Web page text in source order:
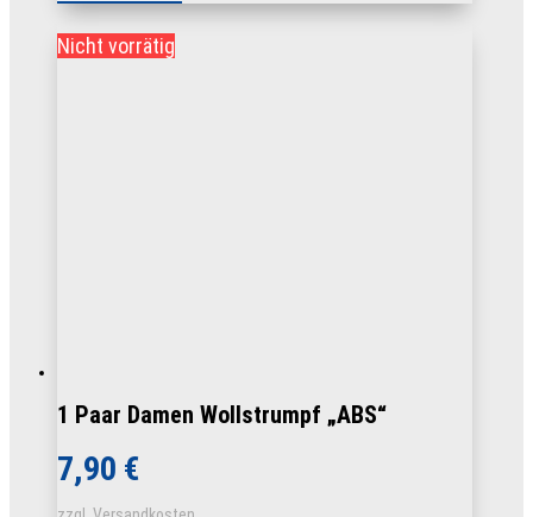
Produkt
Nicht vorrätig
1 Paar Damen Wollstrumpf „ABS“
7,90 €